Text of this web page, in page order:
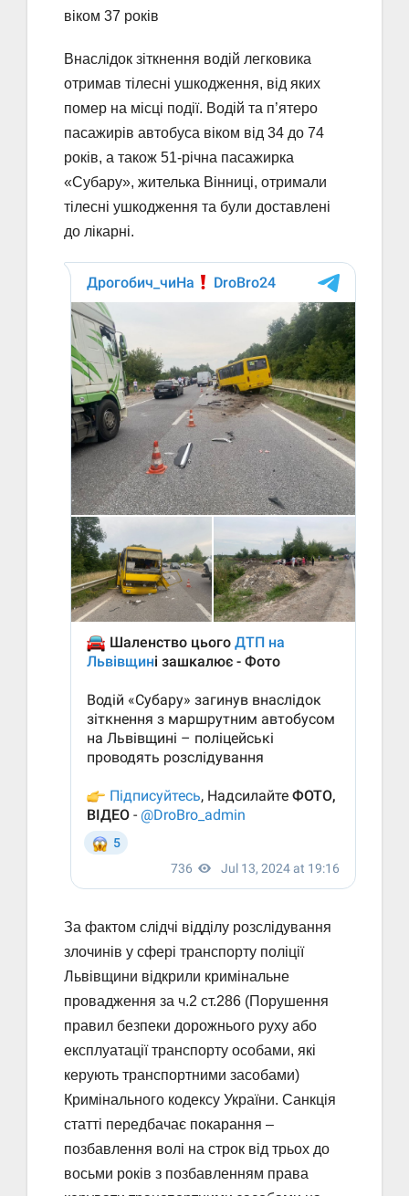
віком 37 років
Внаслідок зіткнення водій легковика
отримав тілесні ушкодження, від яких
помер на місці події. Водій та п’ятеро
пасажирів автобуса віком від 34 до 74
років, а також 51-річна пасажирка
«Субару», жителька Вінниці, отримали
тілесні ушкодження та були доставлені
до лікарні.
За фактом слідчі відділу розслідування
злочинів у сфері транспорту поліції
Львівщини відкрили кримінальне
провадження за ч.2 ст.286 (Порушення
правил безпеки дорожнього руху або
експлуатації транспорту особами, які
керують транспортними засобами)
Кримінального кодексу України. Санкція
статті передбачає покарання –
позбавлення волі на строк від трьох до
восьми років з позбавленням права